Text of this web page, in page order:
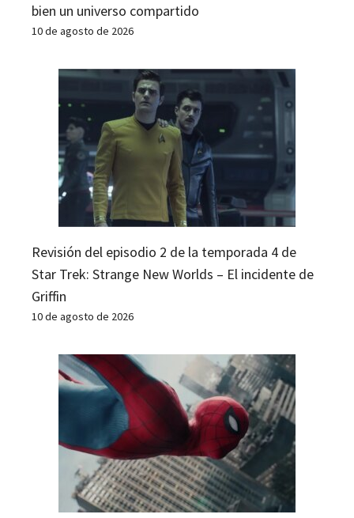
bien un universo compartido
10 de agosto de 2026
Revisión del episodio 2 de la temporada 4 de
Star Trek: Strange New Worlds – El incidente de
Griffin
10 de agosto de 2026